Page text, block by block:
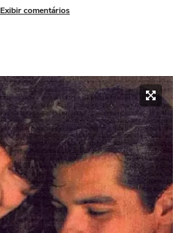
Exibir comentários